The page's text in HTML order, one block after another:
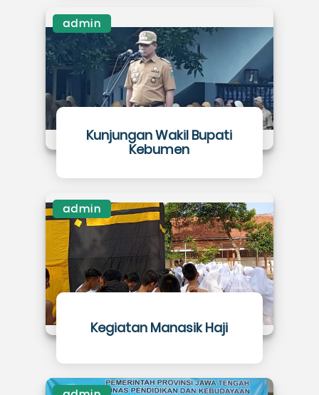
admin
Kunjungan Wakil Bupati
Kebumen
admin
Kegiatan Manasik Haji